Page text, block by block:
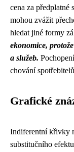
cena za předplatné
mohou zvážit
hledat jiné formy
ekonomice,
a služeb.
chování
Grafické
Indiferentní křivky
substitučního